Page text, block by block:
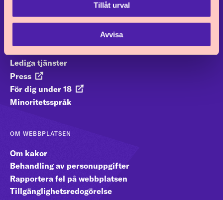
Tillåt urval
Avvisa
Lediga tjänster
Press
För dig under 18
Minoritetsspråk
OM WEBBPLATSEN
Om kakor
Behandling av personuppgifter
Rapportera fel på webbplatsen
Tillgänglighetsredogörelse